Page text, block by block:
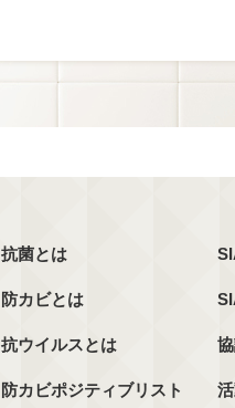
抗菌とは
防カビとは
抗ウイルスとは
防カビポジティブリスト